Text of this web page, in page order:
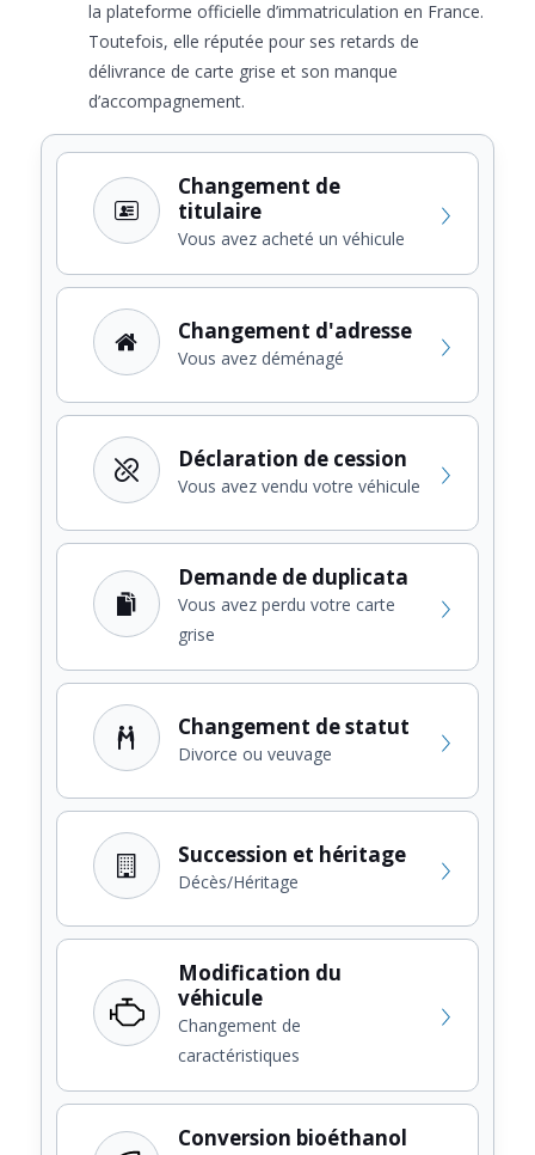
la plateforme officielle d’immatriculation en France.
Toutefois, elle réputée pour ses retards de
délivrance de carte grise et son manque
d’accompagnement.
Changement de
titulaire
Vous avez acheté un véhicule
Changement d'adresse
Vous avez déménagé
Déclaration de cession
Vous avez vendu votre véhicule
Demande de duplicata
Vous avez perdu votre carte
grise
Changement de statut
Divorce ou veuvage
Succession et héritage
Décès/Héritage
Modification du
véhicule
Changement de
caractéristiques
Conversion bioéthanol